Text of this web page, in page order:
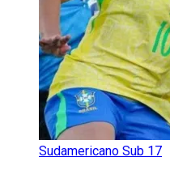
Sudamericano Sub 17